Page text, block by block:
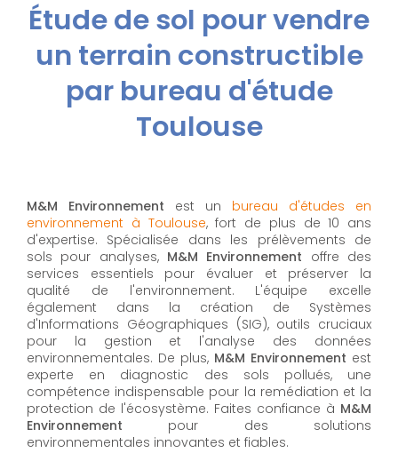
Étude de sol pour vendre
un terrain constructible
par bureau d'étude
Toulouse
M&M Environnement est un bureau d'études en
environnement à Toulouse, fort de plus de 10 ans
d'expertise. Spécialisée dans les prélèvements de
sols pour analyses, M&M Environnement offre des
services essentiels pour évaluer et préserver la
qualité de l'environnement. L'équipe excelle
également dans la création de Systèmes
d'Informations Géographiques (SIG), outils cruciaux
pour la gestion et l'analyse des données
environnementales. De plus, M&M Environnement est
experte en diagnostic des sols pollués, une
compétence indispensable pour la remédiation et la
protection de l'écosystème. Faites confiance à M&M
Environnement pour des solutions
environnementales innovantes et fiables.